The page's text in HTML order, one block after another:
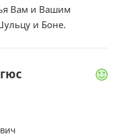
Вам и Вашим
и Боне.